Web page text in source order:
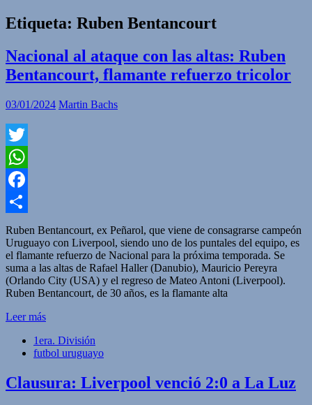
Etiqueta: Ruben Bentancourt
Nacional al ataque con las altas: Ruben
Bentancourt, flamante refuerzo tricolor
03/01/2024 Martin Bachs
Twitter
WhatsApp
Facebook
Compartir
Ruben Bentancourt, ex Peñarol, que viene de consagrarse campeón
Uruguayo con Liverpool, siendo uno de los puntales del equipo, es
el flamante refuerzo de Nacional para la próxima temporada. Se
suma a las altas de Rafael Haller (Danubio), Mauricio Pereyra
(Orlando City (USA) y el regreso de Mateo Antoni (Liverpool).
Ruben Bentancourt, de 30 años, es la flamante alta
Leer más
1era. División
futbol uruguayo
Clausura: Liverpool venció 2:0 a La Luz